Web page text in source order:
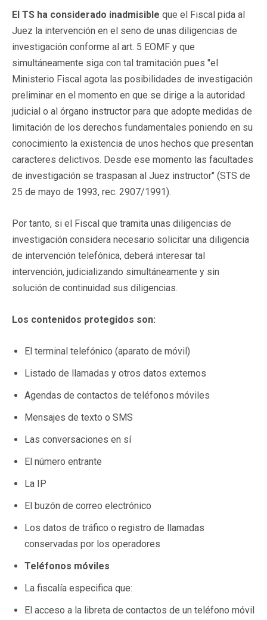
El TS ha considerado inadmisible que el Fiscal pida al
Juez la intervención en el seno de unas diligencias de
investigación conforme al art. 5 EOMF y que
simultáneamente siga con tal tramitación pues "el
Ministerio Fiscal agota las posibilidades de investigación
preliminar en el momento en que se dirige a la autoridad
judicial o al órgano instructor para que adopte medidas de
limitación de los derechos fundamentales poniendo en su
conocimiento la existencia de unos hechos que presentan
caracteres delictivos. Desde ese momento las facultades
de investigación se traspasan al Juez instructor" (STS de
25 de mayo de 1993, rec. 2907/1991).
Por tanto, si el Fiscal que tramita unas diligencias de
investigación considera necesario solicitar una diligencia
de intervención telefónica, deberá interesar tal
intervención, judicializando simultáneamente y sin
solución de continuidad sus diligencias.
Los contenidos protegidos son:
El terminal telefónico (aparato de móvil)
Listado de llamadas y otros datos externos
Agendas de contactos de teléfonos móviles
Mensajes de texto o SMS
Las conversaciones en sí
El número entrante
La IP
El buzón de correo electrónico
Los datos de tráfico o registro de llamadas
conservadas por los operadores
Teléfonos móviles
La fiscalía especifica que:
El acceso a la libreta de contactos de un teléfono móvil